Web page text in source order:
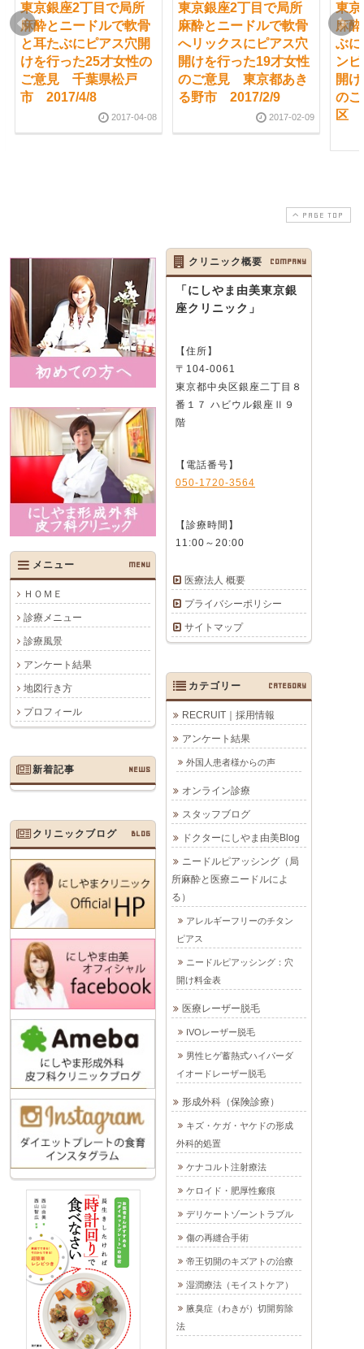
東京銀座2丁目で局所
麻酔とニードルで軟骨
と耳たぶにピアス穴開
けを行った25才女性の
ご意見 千葉県松戸
市 2017/4/8
2017-04-08
東京銀座2丁目で局所
麻酔とニードルで軟骨
へリックスにピアス穴
開けを行った19才女性
のご意見 東京都あき
る野市 2017/2/9
2017-02-09
東
麻
ぶ
ン
開
の
区
PAGE TOP
メニュー MENU
ＨＯＭＥ
診療メニュー
診療風景
アンケート結果
地図行き方
プロフィール
クリニック概要 COMPANY
「にしやま由美東京銀
座クリニック」
【住所】
〒104-0061
東京都中央区銀座二丁目８
番１７ ハビウル銀座Ⅱ９
階
【電話番号】
050-1720-3564
【診療時間】
11:00～20:00
医療法人 概要
プライバシーポリシー
サイトマップ
カテゴリー CATEGORY
RECRUIT｜採用情報
アンケート結果
外国人患者様からの声
オンライン診療
スタッフブログ
ドクターにしやま由美Blog
ニードルピアッシング（局
所麻酔と医療ニードルによ
る）
アレルギーフリーのチタン
ピアス
ニードルピアッシング：穴
開け料金表
医療レーザー脱毛
IVOレーザー脱毛
男性ヒゲ蓄熱式ハイパーダ
イオードレーザー脱毛
形成外科（保険診療）
キズ・ケガ・ヤケドの形成
外科的処置
ケナコルト注射療法
ケロイド・肥厚性瘢痕
デリケートゾーントラブル
傷の再縫合手術
帝王切開のキズアトの治療
湿潤療法（モイストケア）
腋臭症（わきが）切開剪除
法
新着記事 NEWS
クリニックブログ BLOG